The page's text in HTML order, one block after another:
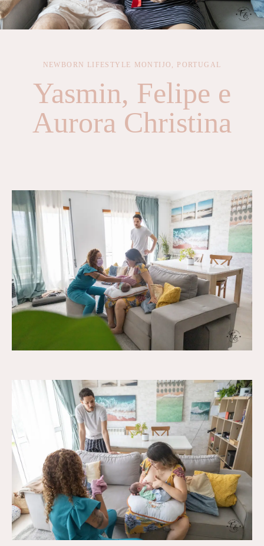
NEWBORN LIFESTYLE MONTIJO, PORTUGAL
Yasmin, Felipe e
Aurora Christina